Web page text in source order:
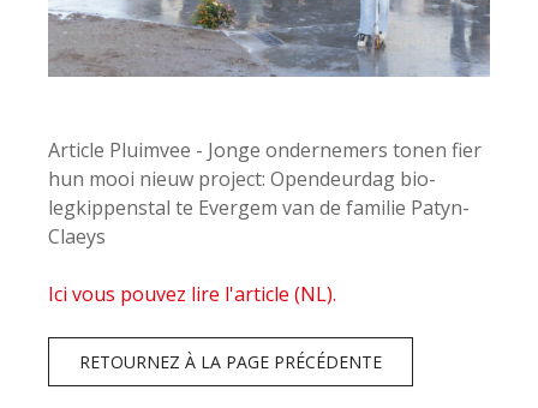
Article Pluimvee - Jonge ondernemers tonen fier
hun mooi nieuw project: Opendeurdag bio-
legkippenstal te Evergem van de familie Patyn-
Claeys
Ici vous pouvez lire l'article (NL).
RETOURNEZ À LA PAGE PRÉCÉDENTE